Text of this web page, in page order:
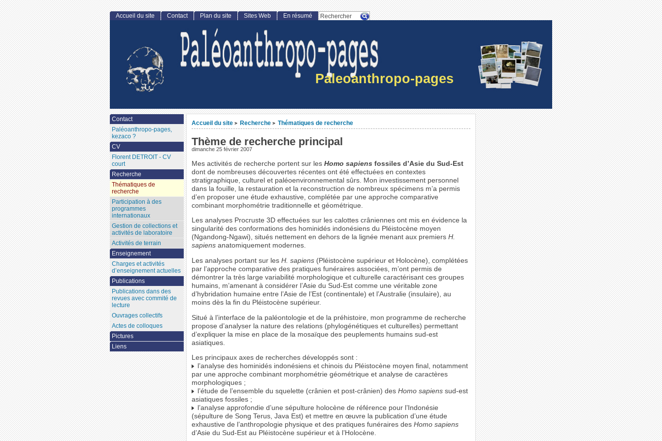
Paleoanthropo-pages
Accueil du site > Recherche > Thématiques de recherche
Thème de recherche principal
dimanche 25 février 2007
Mes activités de recherche portent sur lesHomo sapiens fossiles d’Asie du Sud-Est
dont de nombreuses découvertes récentes ont été effectuées en contextes
stratigraphique, culturel et paléoenvironnemental sûrs. Mon investissement personnel
dans la fouille, la restauration et la reconstruction de nombreux spécimens m’a permis
d’en proposer une étude exhaustive, complétée par une approche comparative
combinant morphométrie traditionnelle et géométrique.
Les analyses Procruste 3D effectuées sur les calottes crâniennes ont mis en évidence la
singularité des conformations des hominidés indonésiens du Pléistocène moyen
(Ngandong-Ngawi), situés nettement en dehors de la lignée menant aux premiersH.
sapiens anatomiquement modernes.
Les analyses portant sur lesH. sapiens (Pléistocène supérieur et Holocène), complétées
par l’approche comparative des pratiques funéraires associées, m’ont permis de
démontrer la très large variabilité morphologique et culturelle caractérisant ces groupes
humains, m’amenant à considérer l’Asie du Sud-Est comme une véritable zone
d’hybridation humaine entre l’Asie de l’Est (continentale) et l’Australie (insulaire), au
moins dès la fin du Pléistocène supérieur.
Situé à l’interface de la paléontologie et de la préhistoire, mon programme de recherche
propose d’analyser la nature des relations (phylogénétiques et culturelles) permettant
d’expliquer la mise en place de la mosaïque des peuplements humains sud-est
asiatiques.
Les principaux axes de recherches développés sont :
l’analyse des hominidés indonésiens et chinois du Pléistocène moyen final, notamment
par une approche combinant morphométrie géométrique et analyse de caractères
morphologiques ;
l’étude de l’ensemble du squelette (crânien et post-crânien) desHomo sapiens sud-est
asiatiques fossiles ;
l’analyse approfondie d’une sépulture holocène de référence pour l’Indonésie
(sépulture de Song Terus, Java Est) et mettre en œuvre la publication d’une étude
exhaustive de l’anthropologie physique et des pratiques funéraires desHomo sapiens
d’Asie du Sud-Est au Pléistocène supérieur et à l’Holocène.
Accueil du site Contact Plan du site Sites Web En résumé
Contact
Paléoanthropo-pages,
kezaco ?
CV
Florent DETROIT - CV
court
Recherche
Thématiques de
recherche
Participation à des
programmes
internationaux
Gestion de collections et
activités de laboratoire
Activités de terrain
Enseignement
Charges et activités
d’enseignement actuelles
Publications
Publications dans des
revues avec commité de
lecture
Ouvrages collectifs
Actes de colloques
Pictures
Liens